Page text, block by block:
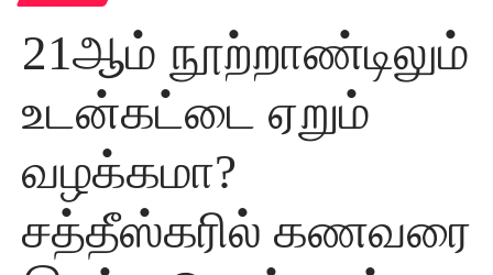
21ஆம் நூற்றாண்டிலும்
உடன்கட்டை ஏறும்
வழக்கமா?
சத்தீஸ்கரில் கணவரை